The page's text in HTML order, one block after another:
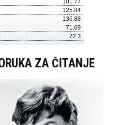
ZA ČITANJE